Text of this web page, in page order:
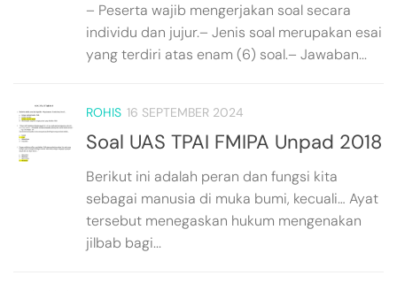
– Peserta wajib mengerjakan soal secara
individu dan jujur.– Jenis soal merupakan esai
yang terdiri atas enam (6) soal.– Jawaban...
ROHIS 16 SEPTEMBER 2024
Soal UAS TPAI FMIPA Unpad 2018
Berikut ini adalah peran dan fungsi kita
sebagai manusia di muka bumi, kecuali… Ayat
tersebut menegaskan hukum mengenakan
jilbab bagi...